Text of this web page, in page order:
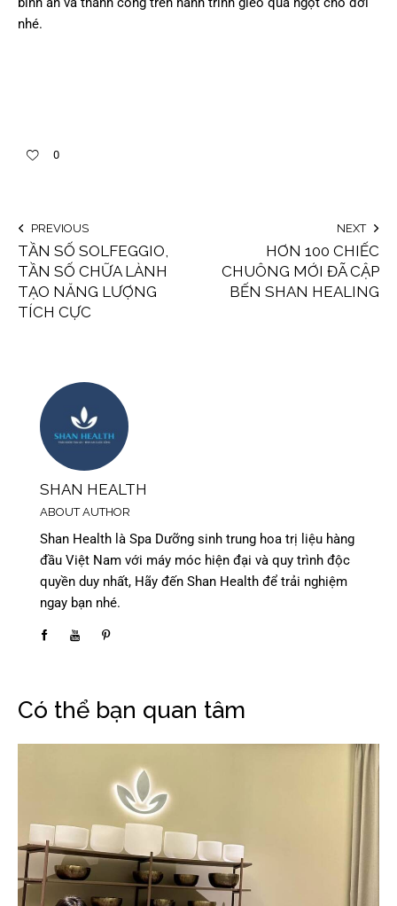
nhé.
0
PREVIOUS
TẦN SỐ SOLFEGGIO,
TẦN SỐ CHỮA LÀNH
TẠO NĂNG LƯỢNG
TÍCH CỰC
NEXT
HƠN 100 CHIẾC
CHUÔNG MỚI ĐÃ CẬP
BẾN SHAN HEALING
SHAN HEALTH
ABOUT AUTHOR
Shan Health là Spa Dưỡng sinh trung hoa trị liệu hàng
đầu Việt Nam với máy móc hiện đại và quy trình độc
quyền duy nhất, Hãy đến Shan Health để trải nghiệm
ngay bạn nhé.
Có thể bạn quan tâm